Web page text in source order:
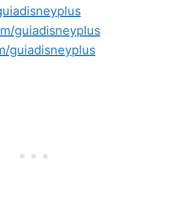
guiadisneyplus
guiadisneyplus